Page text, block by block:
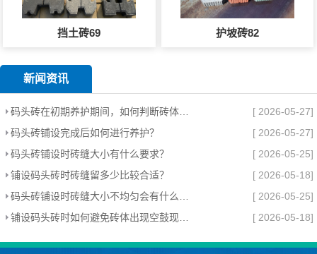
挡土砖69 护坡砖82
新闻资讯
[ 2026-05-27]
码头砖铺设完成后如何进行养护？
[ 2026-05-27]
码头砖铺设时砖缝大小有什么要求？
[ 2026-05-25]
铺设码头砖时砖缝留多少比较合适？
[ 2026-05-18]
[ 2026-05-25]
[ 2026-05-18]